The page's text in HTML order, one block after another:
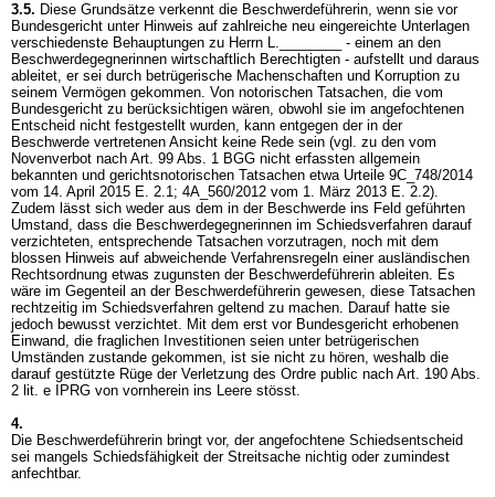
3.5. Diese Grundsätze verkennt die Beschwerdeführerin, wenn sie vor
Bundesgericht unter Hinweis auf zahlreiche neu eingereichte Unterlagen
verschiedenste Behauptungen zu Herrn L.________ - einem an den
Beschwerdegegnerinnen wirtschaftlich Berechtigten - aufstellt und daraus
ableitet, er sei durch betrügerische Machenschaften und Korruption zu
seinem Vermögen gekommen. Von notorischen Tatsachen, die vom
Bundesgericht zu berücksichtigen wären, obwohl sie im angefochtenen
Entscheid nicht festgestellt wurden, kann entgegen der in der
Beschwerde vertretenen Ansicht keine Rede sein (vgl. zu den vom
Novenverbot nach Art. 99 Abs. 1 BGG nicht erfassten allgemein
bekannten und gerichtsnotorischen Tatsachen etwa Urteile 9C_748/2014
vom 14. April 2015 E. 2.1; 4A_560/2012 vom 1. März 2013 E. 2.2).
Zudem lässt sich weder aus dem in der Beschwerde ins Feld geführten
Umstand, dass die Beschwerdegegnerinnen im Schiedsverfahren darauf
verzichteten, entsprechende Tatsachen vorzutragen, noch mit dem
blossen Hinweis auf abweichende Verfahrensregeln einer ausländischen
Rechtsordnung etwas zugunsten der Beschwerdeführerin ableiten. Es
wäre im Gegenteil an der Beschwerdeführerin gewesen, diese Tatsachen
rechtzeitig im Schiedsverfahren geltend zu machen. Darauf hatte sie
jedoch bewusst verzichtet. Mit dem erst vor Bundesgericht erhobenen
Einwand, die fraglichen Investitionen seien unter betrügerischen
Umständen zustande gekommen, ist sie nicht zu hören, weshalb die
darauf gestützte Rüge der Verletzung des Ordre public nach Art. 190 Abs.
2 lit. e IPRG von vornherein ins Leere stösst.
4.
Die Beschwerdeführerin bringt vor, der angefochtene Schiedsentscheid
sei mangels Schiedsfähigkeit der Streitsache nichtig oder zumindest
anfechtbar.